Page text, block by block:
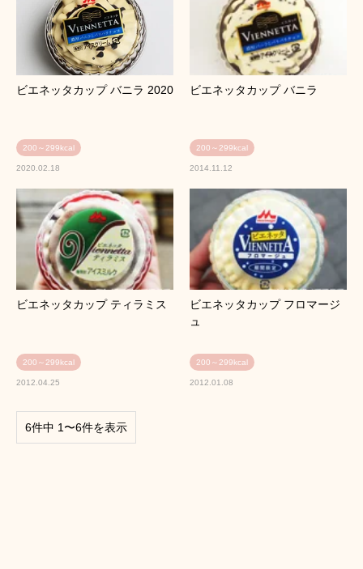
ビエネッタカップ バニラ 2020
200～299kcal
2020.02.18
ビエネッタカップ バニラ
200～299kcal
2014.11.12
ビエネッタカップ ティラミス
200～299kcal
2012.04.25
ビエネッタカップ フロマージ
ュ
200～299kcal
2012.01.08
6件中 1〜6件を表示